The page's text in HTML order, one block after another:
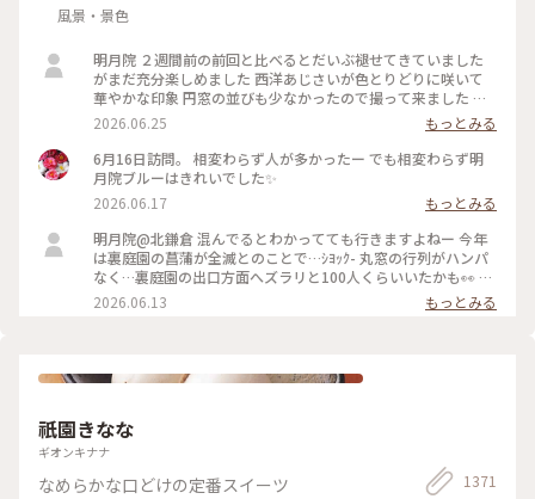
風景・景色
明月院 ２週間前の前回と比べるとだいぶ褪せてきていました
がまだ充分楽しめました 西洋あじさいが色とりどりに咲いて
華やかな印象 円窓の並びも少なかったので撮って来ました 裏
庭園の菖蒲の復活を願います
2026.06.25
もっとみる
6月16日訪問。 相変わらず人が多かったー でも相変わらず明
月院ブルーはきれいでした✨
2026.06.17
もっとみる
明月院@北鎌倉 混んでるとわかってても行きますよねー 今年
は裏庭園の菖蒲が全滅とのことで…ｼﾖｯｸ- 丸窓の行列がハンパ
なく…裏庭園の出口方面へズラリと100人くらいいたかも👀 装
飾のあじさいがとても素敵だったのでそりゃー撮りたくなりま
すよねー(ﾜｶﾙｰ) 写真もなかなか撮りづらいほどの人混み 急な方
ても疲れます… 夕方の空いてる時間を狙うのがいいのかもです
2026.06.13 もっとみる
祇園きなな
ギオンキナナ
なめらかな口どけの定番スイーツ 1371